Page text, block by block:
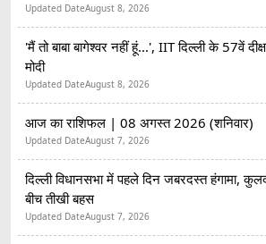
Updated DateAugust 8, 2026
'मैं तो बाबा बागेश्वर नहीं हूं...', IIT दिल्ली के 57वें
मोदी
Updated DateAugust 8, 2026
आज का राशिफल | 08 अगस्त 2026 (शनिवार)
Updated DateAugust 7, 2026
दिल्ली विधानसभा में पहले दिन जबरदस्त हंगामा,
बीच तीखी बहस
Updated DateAugust 7, 2026